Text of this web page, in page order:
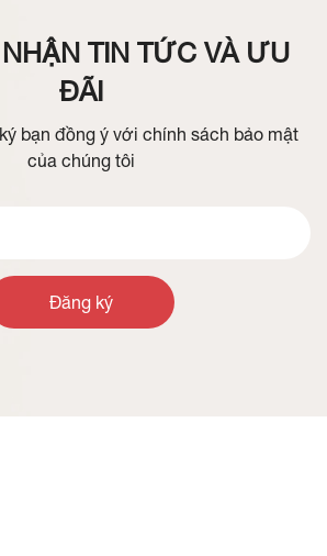
TIN TỨC VÀ ƯU
ĐÃI
bạn đồng ý với chính sách bảo mật
của chúng tôi
Đăng ký